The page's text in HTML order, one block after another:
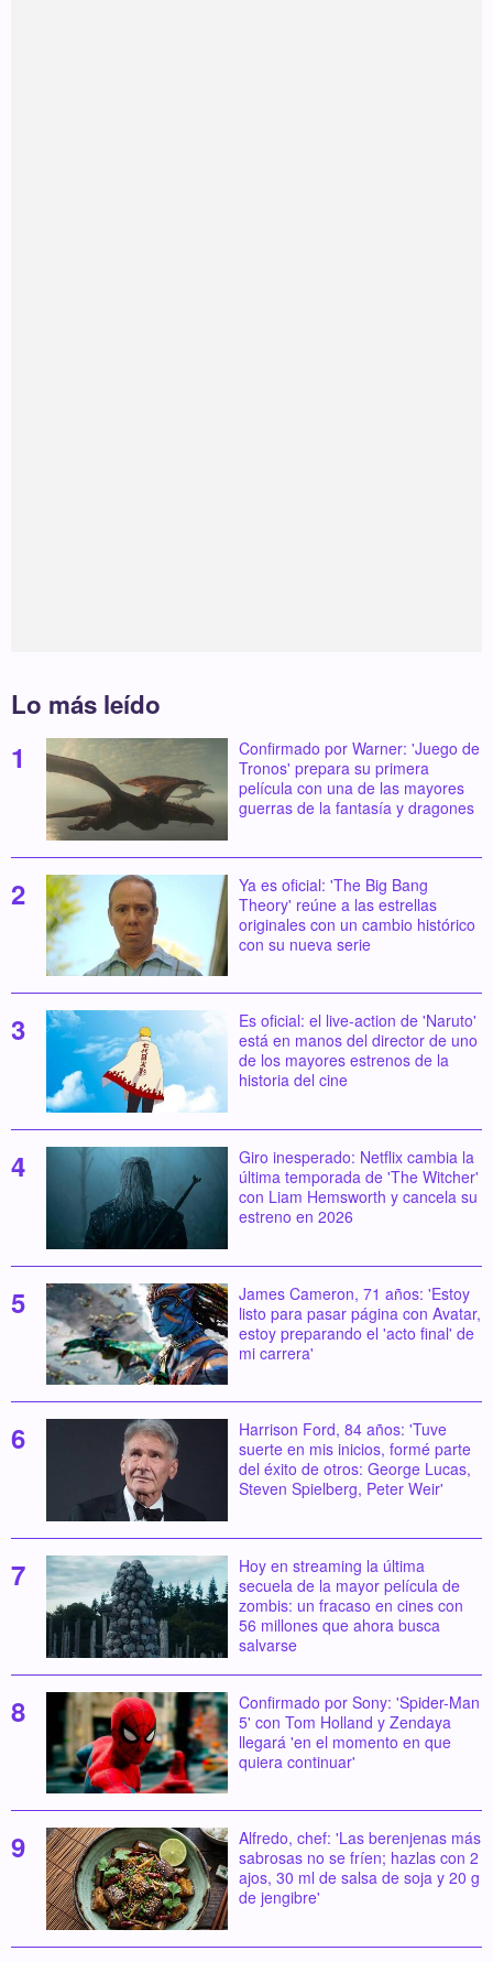
Lo más leído
Confirmado por Warner: 'Juego de
Tronos' prepara su primera
película con una de las mayores
guerras de la fantasía y dragones
Ya es oficial: 'The Big Bang
Theory' reúne a las estrellas
originales con un cambio histórico
con su nueva serie
Es oficial: el live-action de 'Naruto'
está en manos del director de uno
de los mayores estrenos de la
historia del cine
Giro inesperado: Netflix cambia la
última temporada de 'The Witcher'
con Liam Hemsworth y cancela su
estreno en 2026
James Cameron, 71 años: 'Estoy
listo para pasar página con Avatar,
estoy preparando el 'acto final' de
mi carrera'
Harrison Ford, 84 años: 'Tuve
suerte en mis inicios, formé parte
del éxito de otros: George Lucas,
Steven Spielberg, Peter Weir'
Hoy en streaming la última
secuela de la mayor película de
zombis: un fracaso en cines con
56 millones que ahora busca
salvarse
Confirmado por Sony: 'Spider-Man
5' con Tom Holland y Zendaya
llegará 'en el momento en que
quiera continuar'
Alfredo, chef: 'Las berenjenas más
sabrosas no se fríen; hazlas con 2
ajos, 30 ml de salsa de soja y 20 g
de jengibre'